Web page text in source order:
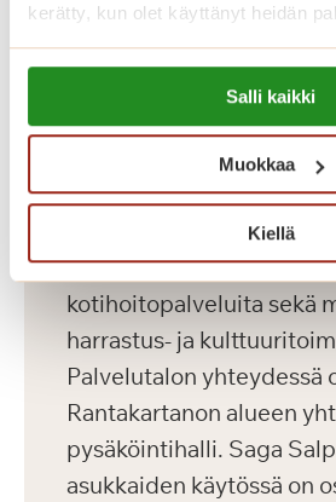
kerätty, kun olet käyttänyt heidän
Lue lisää evästeistä:
https://sagacare.fi/evasteet/
Salli kaikki
Muokkaa
Kiellä
asumiskuluista sekä
palvelupaketista.
asumiskuluun sisältyy
sekä yhteisten tilojen
Vesimaksu on 23,10
kuukaudessa ja sähkö
kuukaudessa.
kuuluu mm. ateria- ja
kotihoitopalveluita sekä
harrastus- ja
Palvelutalon yhteydessä
Rantakartanon alueen
pysäköintihalli. Saga
asukkaiden käytössä on